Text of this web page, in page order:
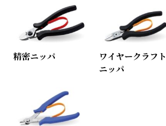
精密ニッパ
ワイヤークラフト
ニッパ